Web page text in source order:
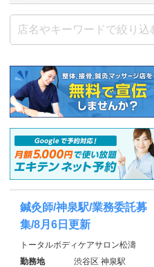
鍼灸師/神泉駅/業務委託募
集/8月6日更新
トータルボディケアサロン松濤
勤務地
渋谷区 神泉駅